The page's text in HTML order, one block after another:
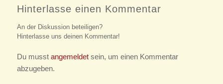
Hinterlasse einen Kommentar
An der Diskussion beteiligen?
Hinterlasse uns deinen Kommentar!
Du musst angemeldetsein, um einen Kommentar
abzugeben.